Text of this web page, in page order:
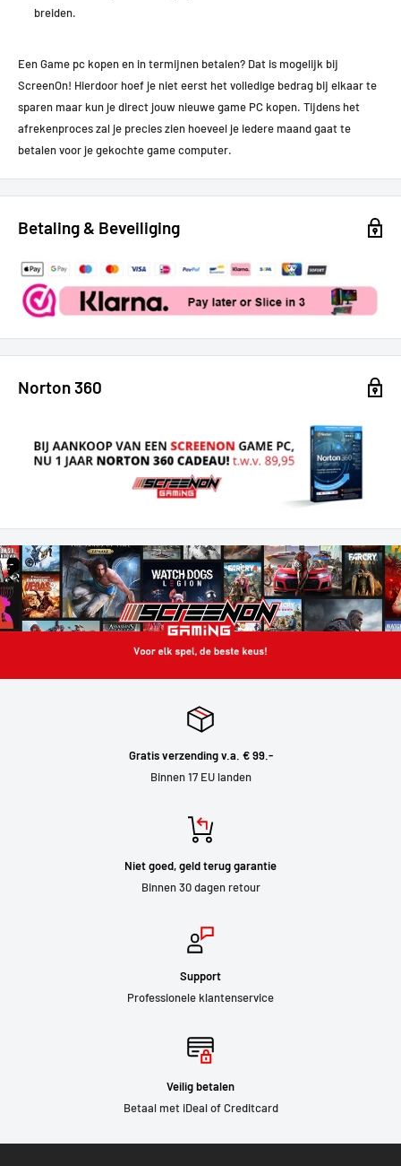
breiden.
Een Game pc kopen en in termijnen betalen? Dat is mogelijk bij
ScreenOn! Hierdoor hoef je niet eerst het volledige bedrag bij elkaar te
sparen maar kun je direct jouw nieuwe game PC kopen. Tijdens het
afrekenproces zal je precies zien hoeveel je iedere maand gaat te
betalen voor je gekochte game computer.
Betaling & Beveiliging
Norton 360
Gratis verzending v.a. € 99.-
Binnen 17 EU landen
Niet goed, geld terug garantie
Binnen 30 dagen retour
Support
Professionele klantenservice
Veilig betalen
Betaal met iDeal of Creditcard